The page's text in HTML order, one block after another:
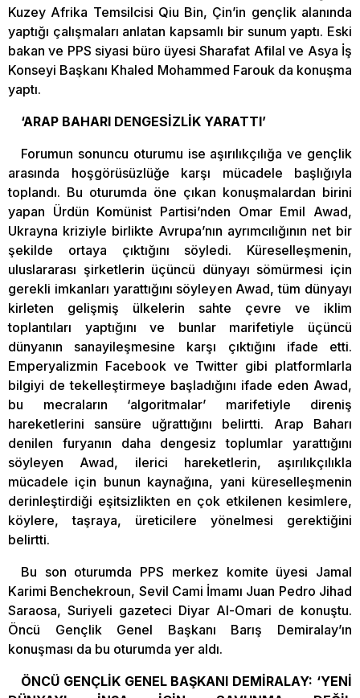
Kuzey Afrika Temsilcisi Qiu Bin, Çin’in gençlik alanında
yaptığı çalışmaları anlatan kapsamlı bir sunum yaptı. Eski
bakan ve PPS siyasi büro üyesi Sharafat Afilal ve Asya İş
Konseyi Başkanı Khaled Mohammed Farouk da konuşma
yaptı.
‘ARAP BAHARI DENGESİZLİK YARATTI’
Forumun sonuncu oturumu ise aşırılıkçılığa ve gençlik
arasında hoşgörüsüzlüğe karşı mücadele başlığıyla
toplandı. Bu oturumda öne çıkan konuşmalardan birini
yapan Ürdün Komünist Partisi’nden Omar Emil Awad,
Ukrayna kriziyle birlikte Avrupa’nın ayrımcılığının net bir
şekilde ortaya çıktığını söyledi. Küreselleşmenin,
uluslararası şirketlerin üçüncü dünyayı sömürmesi için
gerekli imkanları yarattığını söyleyen Awad, tüm dünyayı
kirleten gelişmiş ülkelerin sahte çevre ve iklim
toplantıları yaptığını ve bunlar marifetiyle üçüncü
dünyanın sanayileşmesine karşı çıktığını ifade etti.
Emperyalizmin Facebook ve Twitter gibi platformlarla
bilgiyi de tekelleştirmeye başladığını ifade eden Awad,
bu mecraların ‘algoritmalar’ marifetiyle direniş
hareketlerini sansüre uğrattığını belirtti. Arap Baharı
denilen furyanın daha dengesiz toplumlar yarattığını
söyleyen Awad, ilerici hareketlerin, aşırılıkçılıkla
mücadele için bunun kaynağına, yani küreselleşmenin
derinleştirdiği eşitsizlikten en çok etkilenen kesimlere,
köylere, taşraya, üreticilere yönelmesi gerektiğini
belirtti.
Bu son oturumda PPS merkez komite üyesi Jamal
Karimi Benchekroun, Sevil Cami İmamı Juan Pedro Jihad
Saraosa, Suriyeli gazeteci Diyar Al-Omari de konuştu.
Öncü Gençlik Genel Başkanı Barış Demiralay’ın
konuşması da bu oturumda yer aldı.
ÖNCÜ GENÇLİK GENEL BAŞKANI DEMİRALAY: ‘YENİ